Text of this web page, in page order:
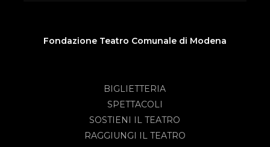
Fondazione Teatro Comunale di Modena
BIGLIETTERIA
SPETTACOLI
SOSTIENI IL TEATRO
RAGGIUNGI IL TEATRO